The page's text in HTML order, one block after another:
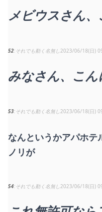
メビウスさん
52 それでも動く名無し2023/06/18(日)
みなさん、こん
53 それでも動く名無し2023/06/18(日)
なんというかアパホテ
ノリが
54 それでも動く名無し2023/06/18(日)